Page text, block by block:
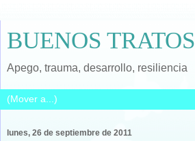
BUENOS TRATOS
Apego, trauma, desarrollo, resiliencia
lunes, 26 de septiembre de 2011